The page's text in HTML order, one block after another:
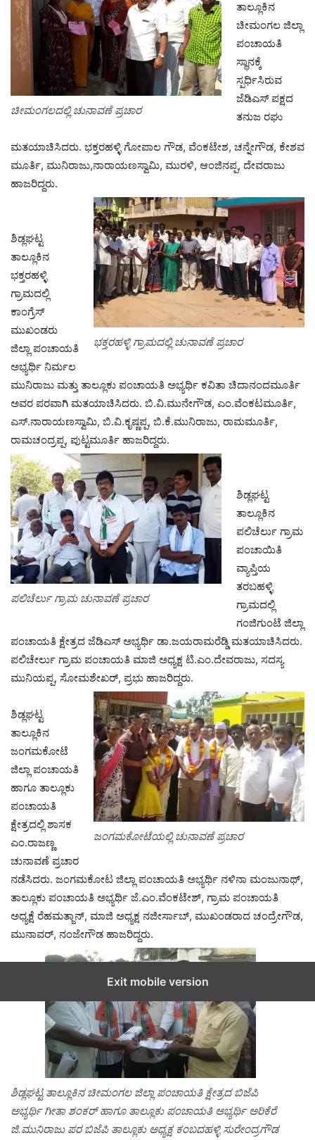
ಚೀಮಂಗಲದಲ್ಲಿ ಚುನಾವಣೆ ಪ್ರಚಾರ
ತಾಲ್ಲೂಕಿನ
ಚೀಮಂಗಲ ಜಿಲ್ಲಾ
ಪಂಚಾಯತಿ
ಸ್ಥಾನಕ್ಕೆ
ಸ್ಪರ್ಧಿಸಿರುವ
ಜೆಡಿಎಸ್ ಪಕ್ಷದ
ತನುಜ ರಘು
ಮತಯಾಚಿಸಿದರು. ಭಕ್ತರಹಳ್ಳಿ ಗೋಪಾಲ ಗೌಡ, ವೆಂಕಟೇಶ, ಚನ್ನೇಗೌಡ, ಕೇಶವ
ಮೂರ್ತಿ, ಮುನಿರಾಜು,ನಾರಾಯಣಸ್ವಾಮಿ, ಮುರಳಿ, ಆಂಜಿನಪ್ಪ, ದೇವರಾಜು
ಹಾಜರಿದ್ದರು.
ಭಕ್ತರಹಳ್ಳಿ ಗ್ರಾಮದಲ್ಲಿ ಚುನಾವಣೆ ಪ್ರಚಾರ
ಶಿಡ್ಲಘಟ್ಟ
ತಾಲ್ಲೂಕಿನ
ಭಕ್ತರಹಳ್ಳಿ
ಗ್ರಾಮದಲ್ಲಿ
ಕಾಂಗ್ರೆಸ್
ಮುಖಂಡರು
ಜಿಲ್ಲಾ ಪಂಚಾಯತಿ
ಅಭ್ಯರ್ಥಿ ನಿರ್ಮಲ
ಮುನಿರಾಜು ಮತ್ತು ತಾಲ್ಲೂಕು ಪಂಚಾಯತಿ ಅಭ್ಯರ್ಥಿ ಕವಿತಾ ಚಿದಾನಂದಮೂರ್ತಿ
ಅವರ ಪರವಾಗಿ ಮತಯಾಚಿಸಿದರು. ಬಿ.ವಿ.ಮುನೇಗೌಡ, ಎಂ.ವೆಂಕಟಮೂರ್ತಿ,
ಎಸ್.ನಾರಾಯಣಸ್ವಾಮಿ, ಬಿ.ವಿ.ಕೃಷ್ಣಪ್ಪ, ಬಿ.ಕೆ.ಮುನಿರಾಜು, ರಾಮಮೂರ್ತಿ,
ರಾಮಚಂದ್ರಪ್ಪ, ಪುಟ್ಟಮೂರ್ತಿ ಹಾಜರಿದ್ದರು.
ಪಲಿಚೆರ್ಲು ಗ್ರಾಮ ಚುನಾವಣೆ ಪ್ರಚಾರ
ಶಿಡ್ಲಘಟ್ಟ
ತಾಲ್ಲೂಕಿನ
ಪಲಿಚೆರ್ಲು ಗ್ರಾಮ
ಪಂಚಾಯಿತಿ
ವ್ಯಾಪ್ತಿಯ
ತರಬಹಳ್ಳಿ
ಗ್ರಾಮದಲ್ಲಿ
ಗಂಜಿಗುಂಟೆ ಜಿಲ್ಲಾ
ಪಂಚಾಯತಿ ಕ್ಷೇತ್ರದ ಜೆಡಿಎಸ್ ಅಭ್ಯರ್ಥಿ ಡಾ.ಜಯರಾಮರೆಡ್ಡಿ ಮತಯಾಚಿಸಿದರು.
ಪಲಿಚೇರ್ಲು ಗ್ರಾಮ ಪಂಚಾಯತಿ ಮಾಜಿ ಅಧ್ಯಕ್ಷ ಟಿ.ಎಂ.ದೇವರಾಜು, ಸದಸ್ಯ
ಮುನಿಯಪ್ಪ, ಸೋಮಶೇಖರ್, ಪ್ರಭು ಹಾಜರಿದ್ದರು.
ಜಂಗಮಕೋಟೆಯಲ್ಲಿ ಚುನಾವಣೆ ಪ್ರಚಾರ
ಶಿಡ್ಲಘಟ್ಟ
ತಾಲ್ಲೂಕಿನ
ಜಂಗಮಕೋಟೆ
ಜಿಲ್ಲಾ ಪಂಚಾಯತಿ
ಹಾಗೂ ತಾಲ್ಲೂಕು
ಪಂಚಾಯತಿ
ಕ್ಷೇತ್ರದಲ್ಲಿ ಶಾಸಕ
ಎಂ.ರಾಜಣ್ಣ
ಚುನಾವಣೆ ಪ್ರಚಾರ
ನಡೆಸಿದರು. ಜಂಗಮಕೋಟ ಜಿಲ್ಲಾ ಪಂಚಾಯತಿ ಅಭ್ಯರ್ಥಿ ನಳಿನಾ ಮಂಜುನಾಥ್,
ತಾಲ್ಲೂಕು ಪಂಚಾಯತಿ ಅಭ್ಯರ್ಥಿ ಜೆ.ಎಂ.ವೆಂಕಟೇಶ್, ಗ್ರಾಮ ಪಂಚಾಯತಿ
ಅಧ್ಯಕ್ಷೆ ರೆಹಮತ್ಜಾನ್, ಮಾಜಿ ಅಧ್ಯಕ್ಷ ನಜೀರ್ಸಾಬ್, ಮುಖಂಡರಾದ ಚಂದ್ರೇಗೌಡ,
ಮುನಾವರ್, ನಂಜೇಗೌಡ ಹಾಜರಿದ್ದರು.
ಶಿಡ್ಲಘಟ್ಟ ತಾಲ್ಲೂಕಿನ ಚೀಮಂಗಲ ಜಿಲ್ಲಾ ಪಂಚಾಯತಿ ಕ್ಷೇತ್ರದ ಬಿಜೆಪಿ
ಅಭ್ಯರ್ಥಿ ಗೀತಾ ಶಂಕರ್ ಹಾಗೂ ತಾಲ್ಲೂಕು ಪಂಚಾಯತಿ ಅಭ್ಯರ್ಥಿ ಅರಿಕೆರೆ
ಜಿ.ಮುನಿರಾಜು ಪರ ಬಿಜೆಪಿ ತಾಲ್ಲೂಕು ಅಧ್ಯಕ್ಷ ಕಂಬದಹಳ್ಳಿ ಸುರೇಂದ್ರಗೌಡ
Exit mobile version